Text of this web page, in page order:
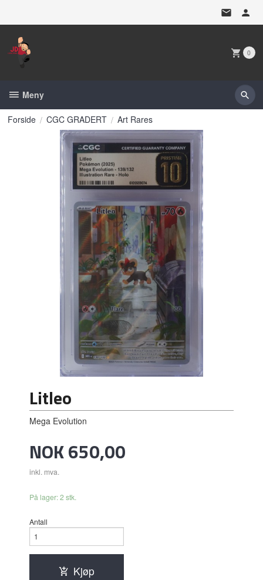
0
Meny
Forside CGC GRADERT Art Rares
Litleo
Mega Evolution
Pris
NOK650,00
inkl. mva.
På lager: 2 stk.
Antall
Kjøp